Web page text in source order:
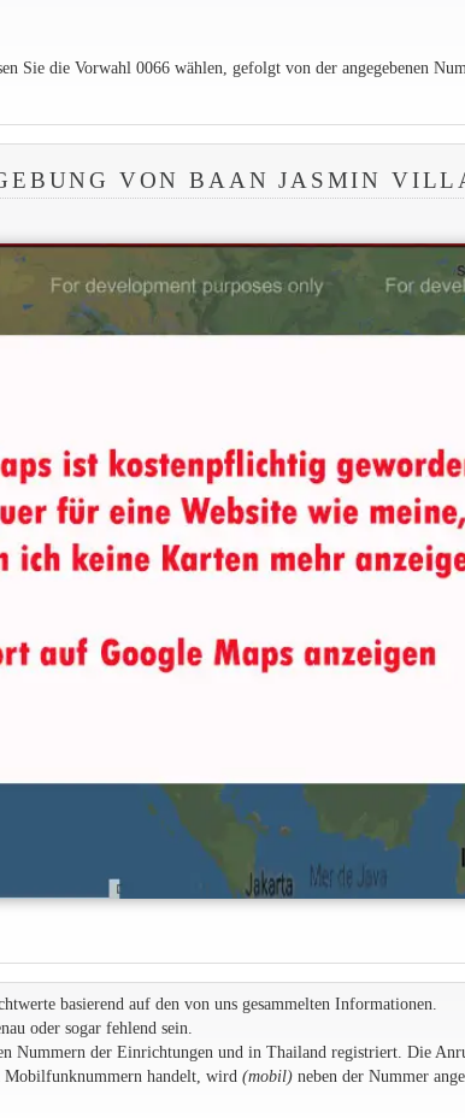
Sie die Vorwahl 0066 wählen, gefolgt von der angegebenen
VON BAAN JASMIN
basierend auf den von uns gesammelten Informationen.
oder sogar fehlend sein.
Nummern der Einrichtungen und in Thailand registriert. Die
Mobilfunknummern handelt, wird (mobil)neben der Nummer